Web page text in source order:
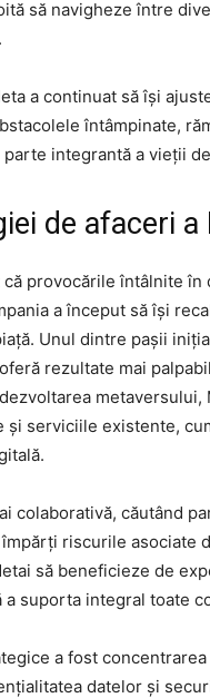
să navigheze între
a continuat să își
întâmpinate,
integrantă a vieții
de afaceri a
că provocările întâlnite
a început să își
Unul dintre pașii
rezultate mai
și serviciile existente,
colaborativă, căutând
riscurile asociate
să beneficieze de
a suporta integral toate
a fost
datelor și